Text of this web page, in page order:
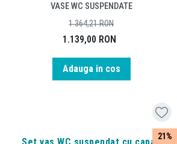
VASE WC SUSPENDATE
1.139,00 RON
1.364,21RON
Adauga in cos
21%
Set vas WC suspendat cu capac